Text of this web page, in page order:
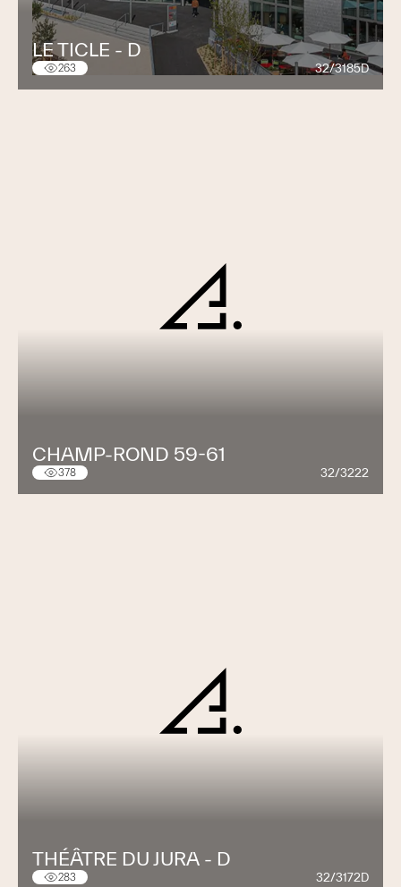
LE TICLE - D
263 32/3185D
CHAMP-ROND 59-61
378 32/3222
THÉÂTRE DU JURA - D
283 32/3172D